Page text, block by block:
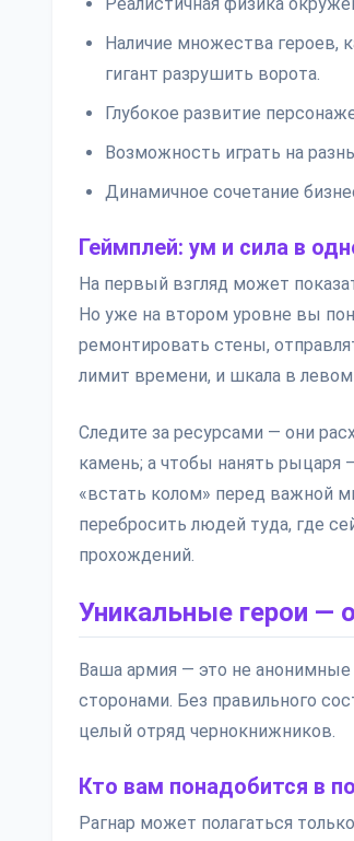
Наличие множества героев,
гигант разрушить ворота.
Глубокое развитие
Возможность играть на
Динамичное сочетание
Геймплей: ум и сила в
На первый взгляд может
Но уже на втором уровне вы
ремонтировать стены,
лимит времени, и шкала в
Следите за ресурсами — они
камень; а чтобы нанять рыцаря
«встать колом» перед важной
перебросить людей туда, где
прохождений.
Уникальные герои —
Ваша армия — это не
сторонами. Без правильного
целый отряд чернокнижников.
Кто вам понадобится в
Рагнар может полагаться